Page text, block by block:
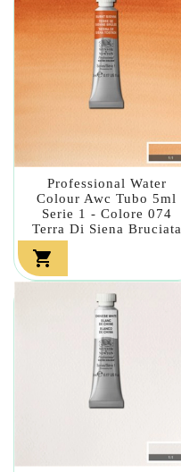
Professional Water
Colour Awc Tubo 5ml
Serie 1 - Colore 074
Terra Di Siena Bruciata
